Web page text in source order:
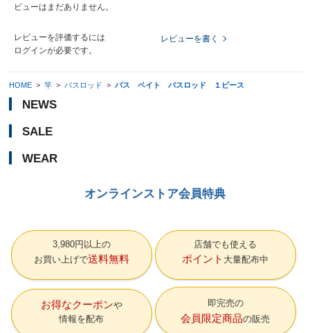
ビューはまだありません。
レビューを評価するには
ログインが必要です。
レビューを書く
HOME > 竿 > バスロッド > バス ベイト バスロッド １ピース
NEWS
SALE
WEAR
オンラインストア会員特典
3,980円以上の
お買い上げで送料無料
店舗でも使える
ポイント 大量配布中
お得なクーポン
情報を配布
即完売の
会員限定商品の販売